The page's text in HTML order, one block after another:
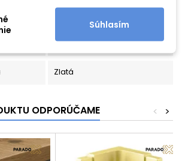
Zliatina
Zlatá
ODPORÚČAME >
<
Súhlasím